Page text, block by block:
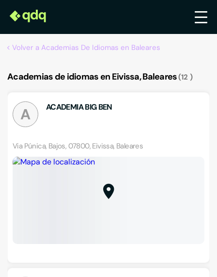
Volver a Academias De Idiomas en Baleares
Academias de idiomas en Eivissa, Baleares 12
A ACADEMIA BIG BEN
Via Púnica, Bajos, 07800, Eivissa, Baleares